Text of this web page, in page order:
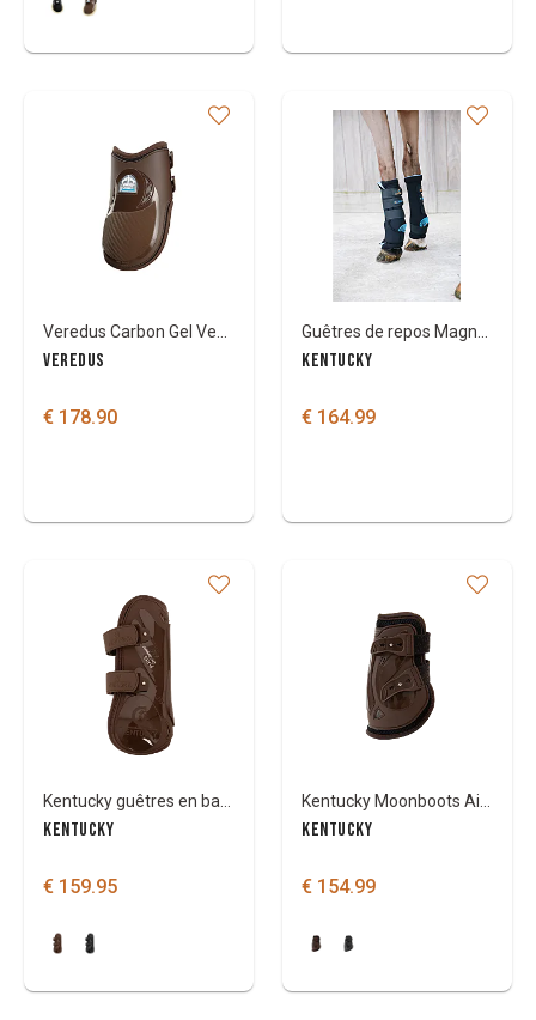
VEREDUS
€ 178.90
KENTUCKY
€ 164.99
KENTUCKY
€ 159.95
KENTUCKY
€ 154.99